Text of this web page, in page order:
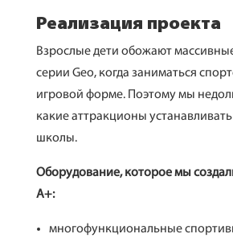
Реализация проекта
Взрослые дети обожают
серии Geo, когда заниматься
игровой форме. Поэтому мы
какие аттракционы
школы.
Оборудование, которое мы
А+:
многофункциональные